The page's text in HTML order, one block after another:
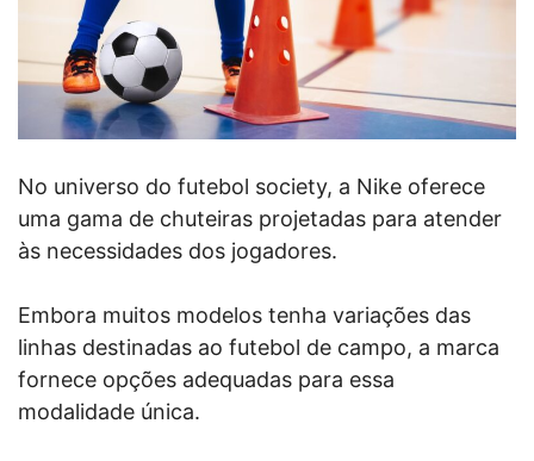
No universo do futebol society, a Nike oferece
uma gama de chuteiras projetadas para atender
às necessidades dos jogadores.
Embora muitos modelos tenha variações das
linhas destinadas ao futebol de campo, a marca
fornece opções adequadas para essa
modalidade única.